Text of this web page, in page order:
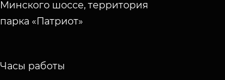
Минского шоссе, территория
парка «Патриот»
Часы работы